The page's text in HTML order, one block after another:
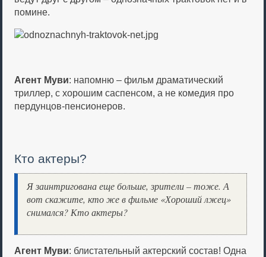
помине.
Агент Муви: напомню – фильм драматический
триллер, с хорошим саспенсом, а не комедия про
пердунцов-пенсионеров.
Кто актеры?
Я заинтригована еще больше, зрители – тоже. А
вот скажите, кто же в фильме «Хороший лжец»
снимался? Кто актеры?
Агент Муви: блистательный актерский состав! Одна